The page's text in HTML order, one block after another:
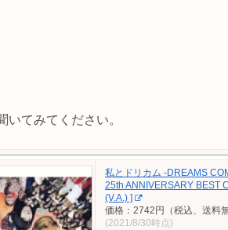
いてみてください。
私とドリカム -DREAMS
25th ANNIVERSARY BEST
(V.A.) ]
価格：2742円（税込、送料
(2021/8/30時点)